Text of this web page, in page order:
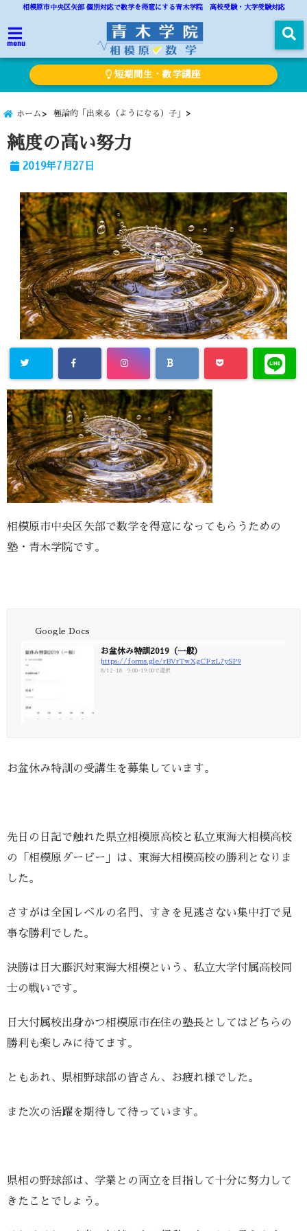
相模原市中央区矢部 個別対応で数学を得意にする青木学院 高校受験・大学受験対応
menu
短期間生・数学講座
ホーム 極論的「出来る（ようになる）子」
純度の高い努力
2019年7月27日
相模原市中央区矢部で数学を得意になってもらうための
塾・青木学院です。
Google Docs
お盆休み特訓2019（一般）
https://forms.gle/rBVrTwXgCFzL7ySP9
8/12-18 9:00-19:00で選択
お盆休み特訓の受講生を募集しています。
先日の日記で触れた県立相模原高校と私立東海大相模高校
の「相模原ダービー」は、東海大相模高校の勝利となりま
した。
さすがは全国レベルの名門、すきを見逃さない集中打で見
事な勝利でした。
決勝は日大藤沢対東海大相模という、私立大学付属高校同
士の戦いです。
日大付属校出身かつ相模原市在住の塾長としてはどちらの
勝利も楽しみに待てます。
ともあれ、県相野球部の皆さん、お疲れ様でした。
また次の活躍を期待して待っています。
県相の野球部は、学業との両立を目指して十分に努力して
きたことでしょう。